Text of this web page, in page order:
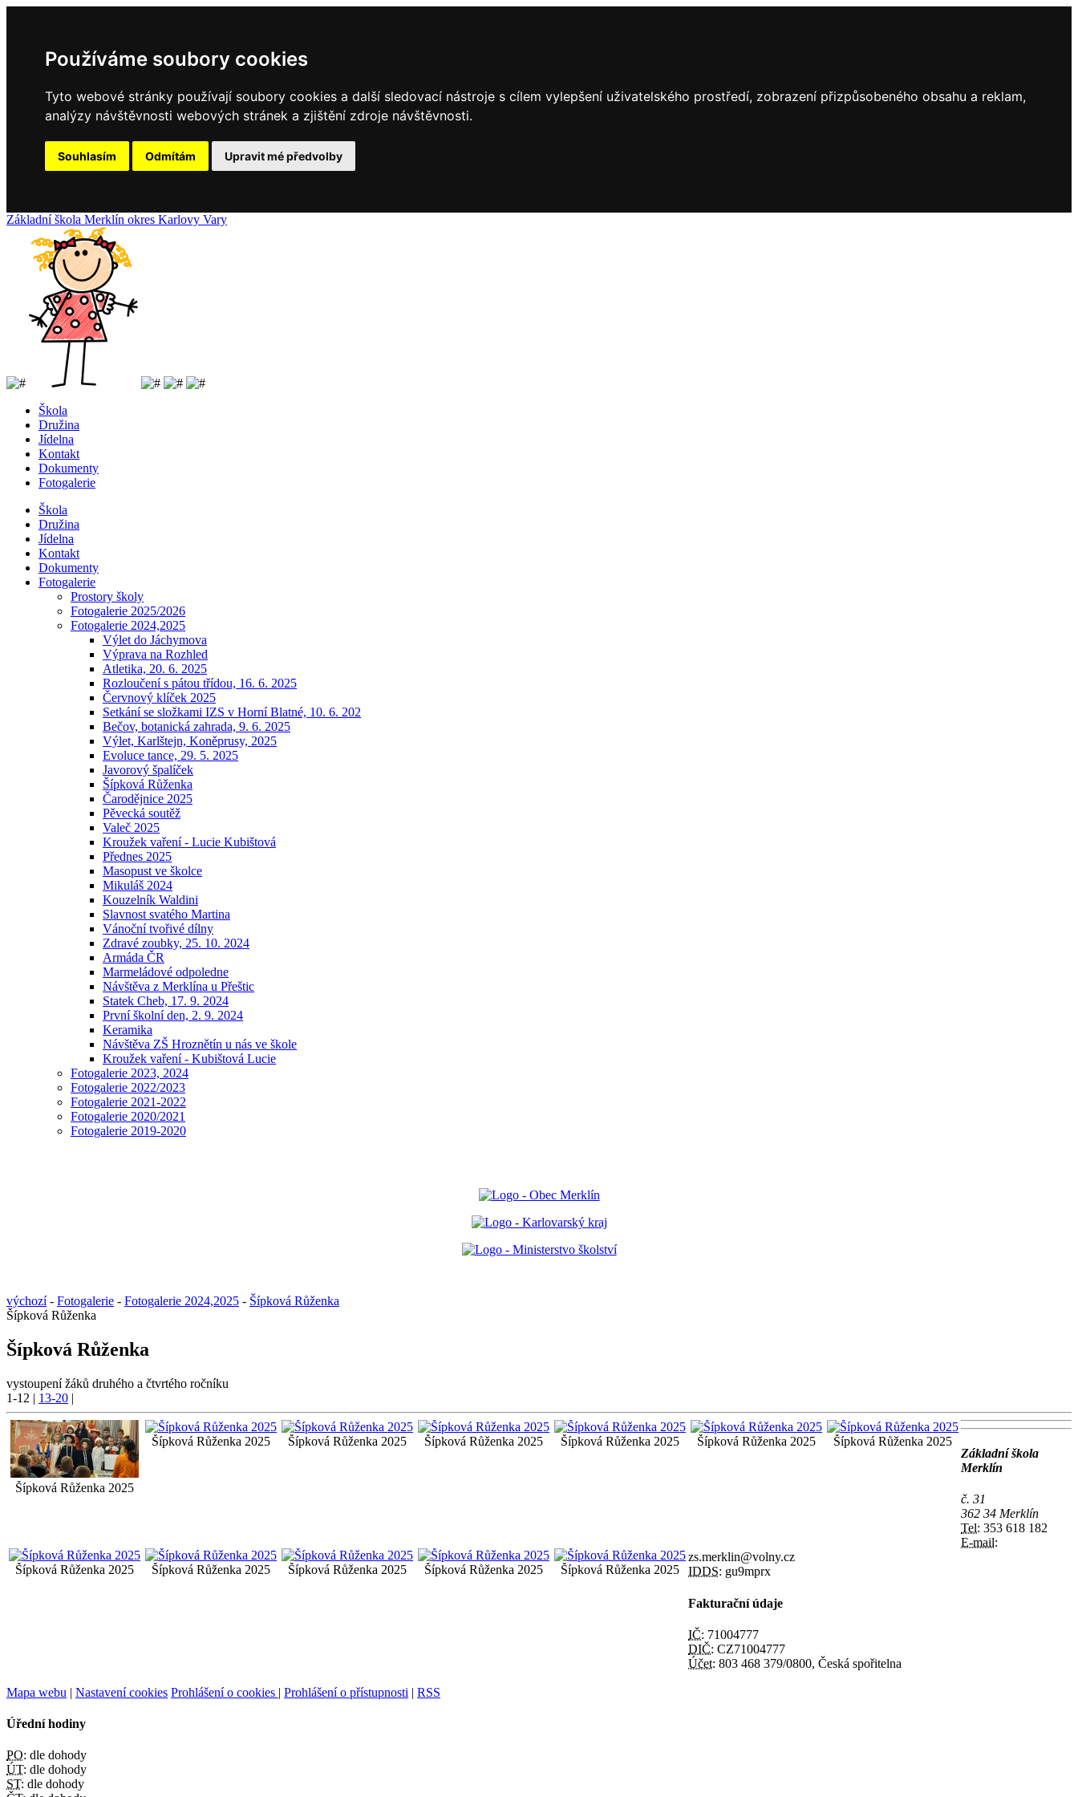
Používáme soubory cookies
Tyto webové stránky používají soubory cookies a další sledovací nástroje s cílem vylepšení uživatelského prostředí, zobrazení přizpůsobeného obsahu a reklam,
analýzy návštěvnosti webových stránek a zjištění zdroje návštěvnosti.
Souhlasím Odmítám Upravit mé předvolby
Základníškola Merklín okres Karlovy Vary
Škola
Družina
Jídelna
Kontakt
Dokumenty
Fotogalerie
Škola
Družina
Jídelna
Kontakt
Dokumenty
Fotogalerie
Prostory školy
Fotogalerie 2025/2026
Fotogalerie 2024,2025
Výlet do Jáchymova
Výprava na Rozhled
Atletika, 20. 6. 2025
Rozloučení s pátou třídou, 16. 6. 2025
Červnový klíček 2025
Setkání se složkami IZS v Horní Blatné, 10. 6. 202
Bečov, botanická zahrada, 9. 6. 2025
Výlet, Karlštejn, Koněprusy, 2025
Evoluce tance, 29. 5. 2025
Javorový špalíček
Šípková Růženka
Čarodějnice 2025
Pěvecká soutěž
Valeč 2025
Kroužek vaření - Lucie Kubištová
Přednes 2025
Masopust ve školce
Mikuláš 2024
Kouzelník Waldini
Slavnost svatého Martina
Vánoční tvořivé dílny
Zdravé zoubky, 25. 10. 2024
Armáda ČR
Marmeládové odpoledne
Návštěva z Merklína u Přeštic
Statek Cheb, 17. 9. 2024
První školní den, 2. 9. 2024
Keramika
Návštěva ZŠ Hroznětín u nás ve škole
Kroužek vaření - Kubištová Lucie
Fotogalerie 2023, 2024
Fotogalerie 2022/2023
Fotogalerie 2021-2022
Fotogalerie 2020/2021
Fotogalerie 2019-2020
výchozí- Fotogalerie - Fotogalerie 2024,2025 - Šípková Růženka
Šípková Růženka
Šípková Růženka
vystoupení žáků druhého a čtvrtého ročníku
1-12 | 13-20 |
Šípková Růženka 2025
Šípková Růženka 2025 Šípková Růženka 2025 Šípková Růženka 2025 Šípková Růženka 2025 Šípková Růženka 2025 Šípková Růženka 2025
Šípková Růženka 2025 Šípková Růženka 2025 Šípková Růženka 2025 Šípková Růženka 2025 Šípková Růženka 2025
Základní škola
Merklín
č. 31
362 34 Merklín
Tel: 353 618 182
E-mail:
zs.merklin@volny.cz
IDDS: gu9mprx
Fakturační údaje
IČ: 71004777
DIČ: CZ71004777
Účet: 803 468 379/0800, Česká spořitelna
Mapa webu | Nastavení cookies Prohlášení o cookies | Prohlášení o přístupnosti | RSS
Úřední hodiny
PO: dle dohody
ÚT: dle dohody
ST: dle dohody